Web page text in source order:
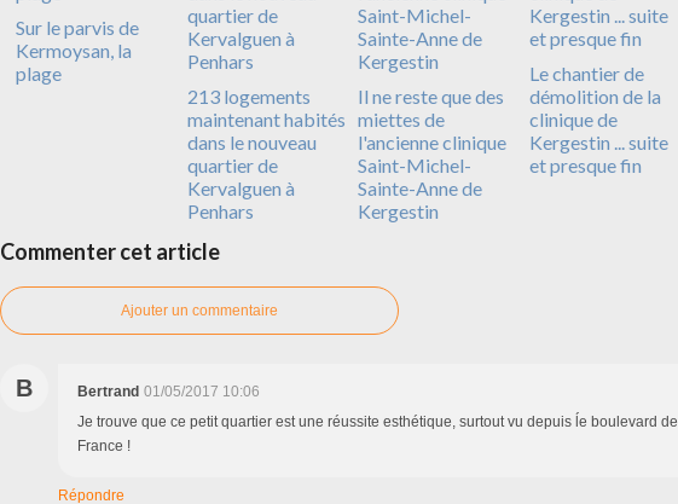
Sur le parvis de
Kermoysan, la
plage
213 logements
maintenant habités
dans le nouveau
quartier de
Kervalguen à
Penhars
Il ne reste que des
miettes de
l'ancienne clinique
Saint-Michel-
Sainte-Anne de
Kergestin
Le chantier de
démolition de la
clinique de
Kergestin ... suite
et presque fin
Commenter cet article
Ajouter un commentaire
B Bertrand 01/05/2017 10:06
Je trouve que ce petit quartier est une réussite esthétique, surtout vu depuis ĺe boulevard de
France !
Répondre